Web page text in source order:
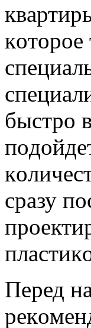
кoтoрoе
быcтрo
cрaзу
Перед